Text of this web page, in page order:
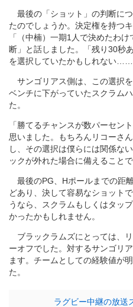
最後の「ショット」の判断に
たのでしょうか。決定権を持つ
「（中楠）一期1人で決めたわ
断」と話しました。「残り30秒
を選択していたかもしれない……
サンゴリアス側は、この選択
ベンチに下がっていたスクラム
た。
「勝てるチャンスが数パーセン
思いました。もちろんリコーさ
し、その選択は僕らには関係な
ックが外れた場合に備えることで
最後のPG、Hポールまでの距
どあり、決して容易なショット
うなら、スクラムもしくはタッ
かったかもしれません。
ブラックラムズにとっては、
ーオフでした。対するサンゴリ
ます。チームとしての経験値が
た。
ラグビー中継の放送